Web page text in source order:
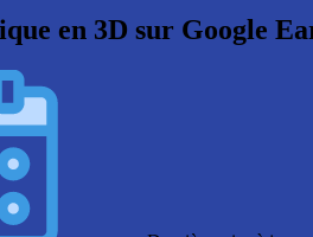
en 3D sur Google